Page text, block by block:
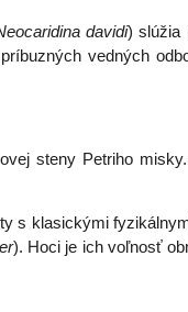
davidi) slúžia
vedných
steny Petriho
s klasickými
). Hoci je ich voľnosť